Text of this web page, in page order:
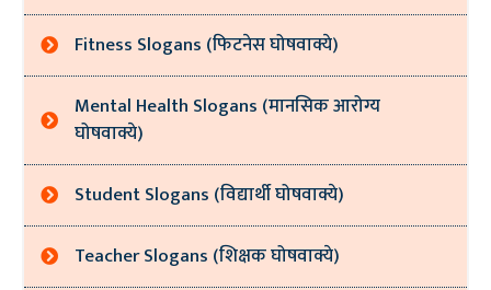
Fitness Slogans (फिटनेस घोषवाक्ये)
Mental Health Slogans (मानसिक आरोग्य
घोषवाक्ये)
Student Slogans (विद्यार्थी घोषवाक्ये)
Teacher Slogans (शिक्षक घोषवाक्ये)